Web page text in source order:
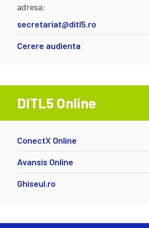
adresa:
secretariat@ditl5.ro
Cerere audienta
DITL5 Online
ConectX Online
Avansis Online
Ghiseul.ro